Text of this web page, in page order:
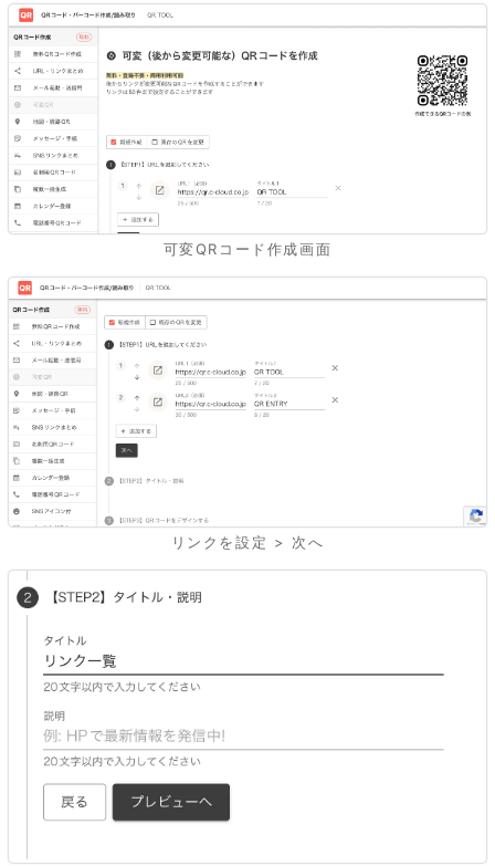
可変QRコード作成画面
リンクを設定 > 次へ